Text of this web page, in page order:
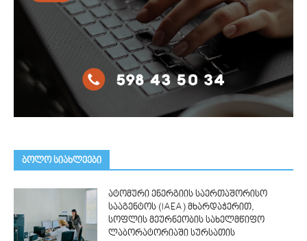
ᲑᲝᲚᲝ ᲡᲘᲐᲮᲚᲔᲔᲑᲘ
ატომური ენერგიის საერთაშორისო
სააგენტოს (IAEA) მხარდაჭერით,
სოფლის მეურნეობის სახელმწიფო
ლაბორატორიაში სურსათის